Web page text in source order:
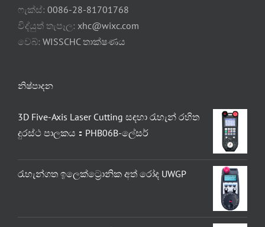
ෆැක්ස්: 0086-28-81701768
විද්යුත් තැපෑල: xhc@wixc.com
වෙබ්: WISSCHC තාක්ෂණය
නිෂ්පාදන
3D Five-Axis Laser Cutting සඳහා රැහැන් රහිත
දුරස්ථ පාලකය：PHB06B-ලේසර්
රැහැන්ගත ඉලෙක්ට්‍රොනික අත් රෝද UWGP